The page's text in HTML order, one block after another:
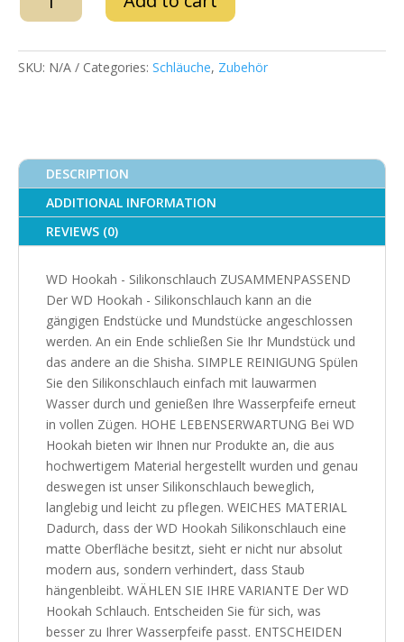
Hookah
Silikonschlauch
D16mm
SKU: N/A Categories: Schläuche, Zubehör
DESCRIPTION
ADDITIONAL INFORMATION
REVIEWS (0)
WD Hookah - Silikonschlauch ZUSAMMENPASSEND
Der WD Hookah - Silikonschlauch kann an die
gängigen Endstücke und Mundstücke angeschlossen
werden. An ein Ende schließen Sie Ihr Mundstück und
das andere an die Shisha. SIMPLE REINIGUNG Spülen
Sie den Silikonschlauch einfach mit lauwarmen
Wasser durch und genießen Ihre Wasserpfeife erneut
in vollen Zügen. HOHE LEBENSERWARTUNG Bei WD
Hookah bieten wir Ihnen nur Produkte an, die aus
hochwertigem Material hergestellt wurden und genau
deswegen ist unser Silikonschlauch beweglich,
langlebig und leicht zu pflegen. WEICHES MATERIAL
Dadurch, dass der WD Hookah Silikonschlauch eine
matte Oberfläche besitzt, sieht er nicht nur absolut
modern aus, sondern verhindert, dass Staub
hängenbleibt. WÄHLEN SIE IHRE VARIANTE Der WD
Hookah Schlauch. Entscheiden Sie für sich, was
besser zu Ihrer Wasserpfeife passt. ENTSCHEIDEN